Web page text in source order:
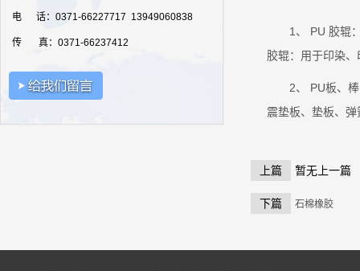
电 话：0371-66227717 13949060838
传 真：0371-66237412
1、 PU 胶辊
胶辊：用于印染
2、 PU板、
震垫板、垫板、
上篇 暂无上一篇
下篇 石棉橡胶